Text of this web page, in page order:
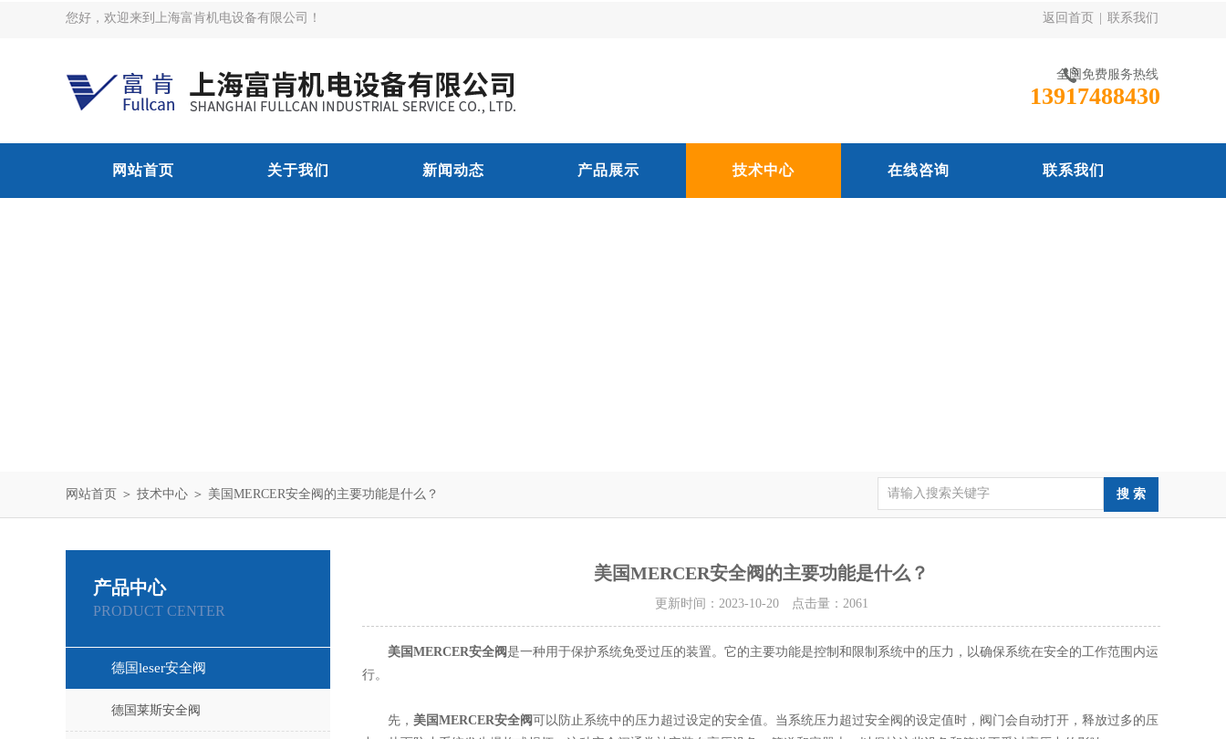
您好，欢迎来到上海富肯机电设备有限公司！ 返回首页 联系我们
全国免费服务热线
13917488430
网站首页 关于我们 新闻动态 产品展示 技术中心 在线咨询 联系我们
网站首页 ＞ 技术中心 ＞ 美国MERCER安全阀的主要功能是什么？
产品中心
PRODUCT CENTER
德国leser安全阀
德国莱斯安全阀
美国MERCER安全阀的主要功能是什么？
更新时间：2023-10-20 点击量： 2061
美国MERCER安全阀是一种用于保护系统免受过压的装置。它的主要功能是控制和限制系统中的压力，以确保系统在安全的工作范围内运
行。
先， 美国MERCER安全阀可以防止系统中的压力超过设定的安全值。当系统压力超过安全阀的设定值时，阀门会自动打开，释放过多的压